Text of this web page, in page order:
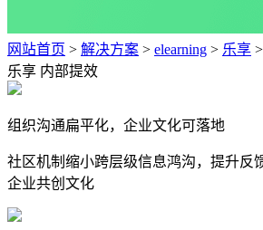
网站首页 > 解决方案 > elearning > 乐享 >
乐享 内部提效
组织沟通扁平化，企业文化可落地
社区机制缩小跨层级信息鸿沟，提升反
企业共创文化